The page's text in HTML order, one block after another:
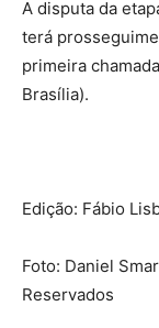
A disputa da
terá
primeira
Brasília).
Edição: Fábio
Foto: Daniel
Reservados